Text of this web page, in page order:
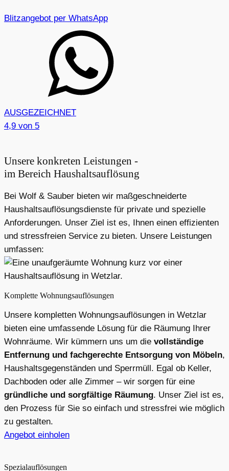
Blitzangebot per WhatsApp
AUSGEZEICHNET
4,9 von 5
Unsere konkreten Leistungen -
im Bereich Haushaltsauflösung
Bei Wolf & Sauber bieten wir maßgeschneiderte
Haushaltsauflösungsdienste für private und spezielle
Anforderungen. Unser Ziel ist es, Ihnen einen effizienten
und stressfreien Service zu bieten. Unsere Leistungen
umfassen:
Komplette Wohnungsauflösungen
Unsere kompletten Wohnungsauflösungen in Wetzlar
bieten eine umfassende Lösung für die Räumung Ihrer
Wohnräume. Wir kümmern uns um die vollständige
Entfernung und fachgerechte Entsorgung von Möbeln,
Haushaltsgegenständen und Sperrmüll. Egal ob Keller,
Dachboden oder alle Zimmer – wir sorgen für eine
gründliche und sorgfältige Räumung. Unser Ziel ist es,
den Prozess für Sie so einfach und stressfrei wie möglich
zu gestalten.
Angebot einholen
Spezialauflösungen